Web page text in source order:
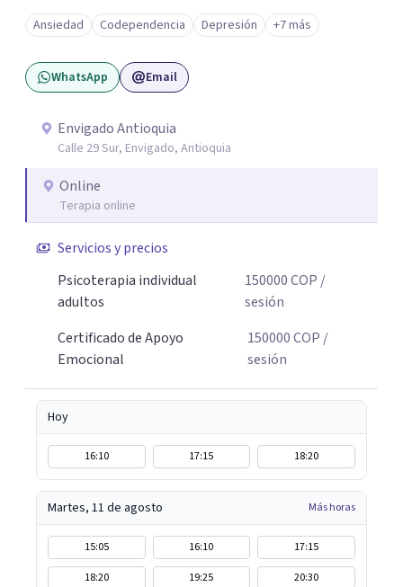
contigo mismo y con los demás y sientes que este puede
ser un buen momento para empezar, estaré dispuesta a
acompañarte en ese proceso.
Ansiedad Codependencia Depresión +7 más
WhatsApp Email
Envigado Antioquia
Calle 29 Sur, Envigado, Antioquia
Online
Terapia online
Servicios y precios
Psicoterapia individual
adultos
150000COP /
sesión
Certificado de Apoyo
Emocional
150000COP /
sesión
Hoy
16:10 17:15 18:20
Martes, 11 de agosto Más horas
15:05 16:10
17:15
18:20
19:25 20:30